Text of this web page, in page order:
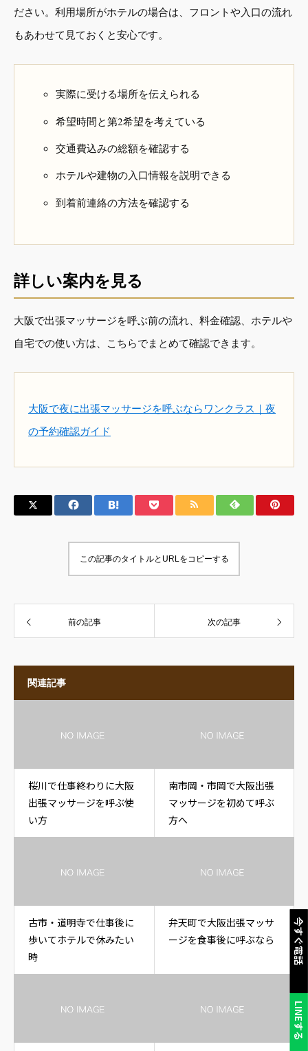
今すぐ電話
LINEする
ださい。利用場所がホテルの場合は、フロントや入口の流れ
もあわせて見ておくと安心です。
実際に受ける場所を伝えられる
希望時間と第2希望を考えている
交通費込みの総額を確認する
ホテルや建物の入口情報を説明できる
到着前連絡の方法を確認する
詳しい案内を見る
大阪で出張マッサージを呼ぶ前の流れ、料金確認、ホテルや
自宅での使い方は、こちらでまとめて確認できます。
大阪で夜に出張マッサージを呼ぶならワンクラス｜夜
の予約確認ガイド
この記事のタイトルとURLをコピーする
前の記事 次の記事
関連記事
桜川で仕事終わりに大阪
出張マッサージを呼ぶ使
い方
南市岡・市岡で大阪出張
マッサージを初めて呼ぶ
方へ
古市・道明寺で仕事後に
歩いてホテルで休みたい
時
弁天町で大阪出張マッサ
ージを食事後に呼ぶなら